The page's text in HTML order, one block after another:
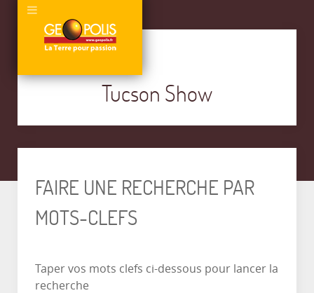
Tucson Show
FAIRE UNE RECHERCHE PAR
MOTS-CLEFS
Taper vos mots clefs ci-dessous pour lancer la
recherche